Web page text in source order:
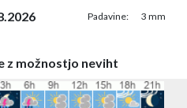
Padavine: 3 mm
z možnostjo neviht